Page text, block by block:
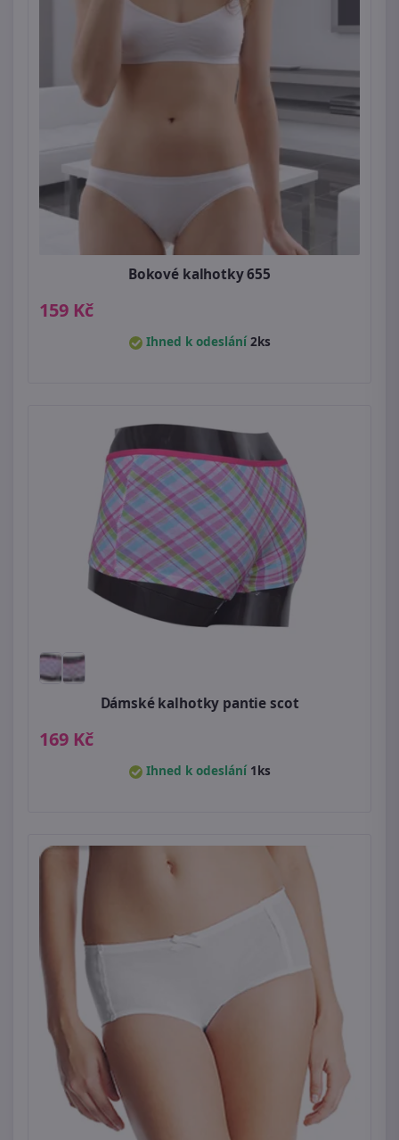
Bokové kalhotky 655
159 Kč
Ihned k odeslání2ks
Dámské kalhotky pantie scot
169 Kč
Ihned k odeslání 1ks